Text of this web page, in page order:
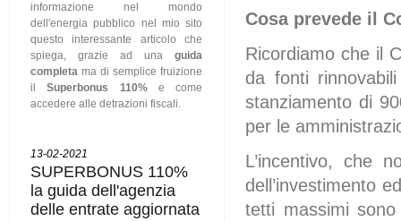
informazione nel mondo
dell'energia pubblico nel mio sito
questo interessante articolo che
spiega, grazie ad una guida
completa ma di semplice fruizione
ilSuperbonus 110%e come
accedere alle detrazioni fiscali.
13-02-2021
SUPERBONUS 110%
la guida dell'agenzia
delle entrate aggiornata
Cosa prevede il
Ricordiamo che il
da fonti
stanziamento di
per le
L’incentivo, che
dell’investimento
tetti massimi